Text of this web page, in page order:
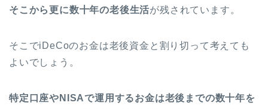
そこから更に数十年の老後生活が残されています。
そこでiDeCoのお金は老後資金と割り切って考えても
よいでしょう。
特定口座やNISAで運用するお金は老後までの数十年を